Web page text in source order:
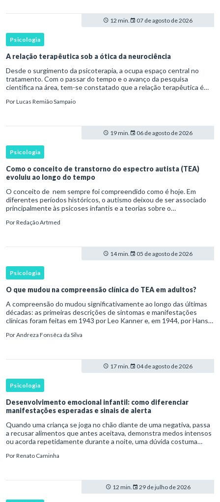
12 min. 07 de agosto de 2026
Psicologia
A relação terapêutica sob a ótica da neurociência
Desde o surgimento da psicoterapia, a ocupa espaço central no
tratamento. Com o passar do tempo e o avanço da pesquisa
científica na área, tem-se constatado que a relação terapêutica é
PorLucas Remião Sampaio
19 min. 06 de agosto de 2026
Psicologia
Como o conceito de transtorno do espectro autista (TEA)
evoluiu ao longo do tempo
O conceito de nem sempre foi compreendido como é hoje. Em
diferentes períodos históricos, o autismo deixou de ser associado
principalmente às psicoses infantis e a teorias sobre o
transtorno do des
PorRedação Artmed
14 min. 05 de agosto de 2026
Psicologia
O que mudou na compreensão clínica do TEA em adultos?
A compreensão do mudou significativamente ao longo das últimas
décadas: as primeiras descrições de sintomas e manifestações
clínicas foram feitas em 1943 por Leo Kanner e, em 1944, por Hans
PorAndreza Fonsêca da Silva
17 min. 04 de agosto de 2026
Psicologia
Desenvolvimento emocional infantil: como diferenciar
manifestações esperadas e sinais de alerta
Quando uma criança se joga no chão diante de uma negativa, passa
a recusar alimentos que antes aceitava, demonstra medos intensos
ou acorda repetidamente durante a noite, uma dúvida costuma
PorRenato Caminha
12 min. 29 de julho de 2026